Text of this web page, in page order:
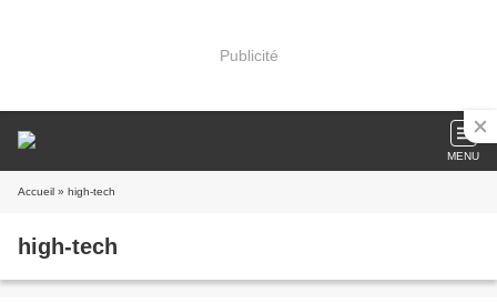
Publicité
MENU
Accueil » high-tech
high-tech